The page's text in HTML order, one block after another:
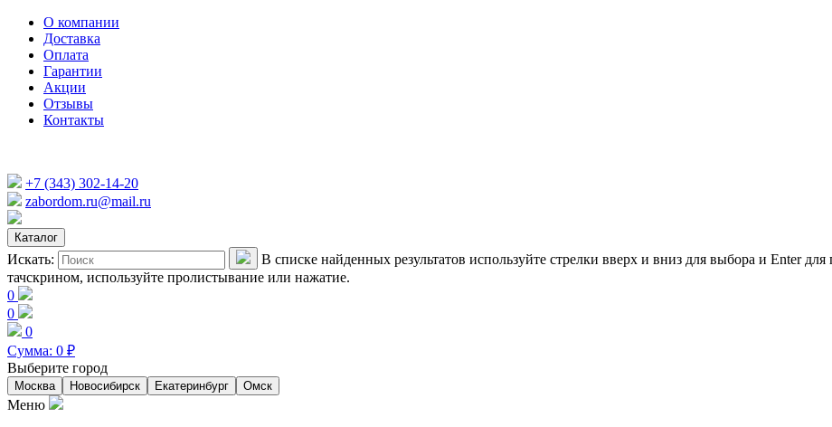
О компании
Доставка
Оплата
Гарантии
Акции
Отзывы
Контакты
+7 (343) 302-14-20
zabordom.ru@mail.ru
Каталог
Искать:
В списке найденных результатов используйте стрелки вверх и вниз для выбора и Enter
тачскрином, используйте пролистывание или нажатие.
0
0
0
Сумма: 0 ₽
Выберите город
Москва Новосибирск Екатеринбург Омск
Меню